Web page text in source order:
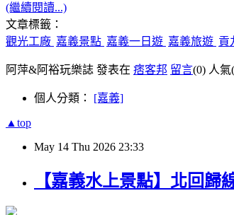
(繼續閱讀...)
文章標籤：
觀光工廠 嘉義景點 嘉義一日遊 嘉義旅遊 貢
阿萍&阿裕玩樂誌 發表在 痞客邦 留言(0) 人氣(
個人分類： [嘉義]
▲top
May 14 Thu 2026 23:33
【嘉義水上景點】北回